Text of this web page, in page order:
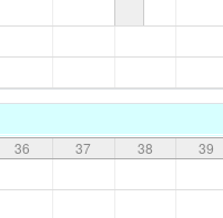
36 37 38 39